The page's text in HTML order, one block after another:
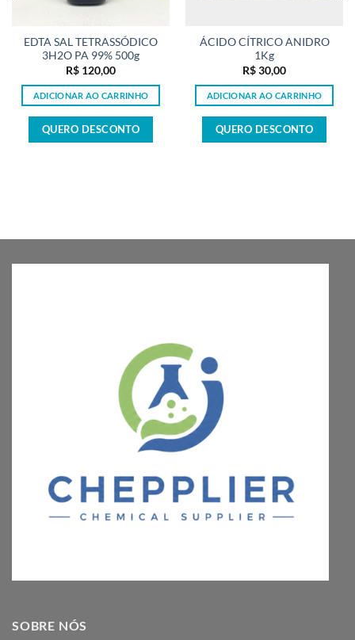
EDTA SAL TETRASSÓDICO
3H2O PA 99% 500g
R$ 120,00
ADICIONAR AO CARRINHO
QUERO DESCONTO
ÁCIDO CÍTRICO ANIDRO
1Kg
R$30,00
ADICIONAR AO CARRINHO
QUERO DESCONTO
SOBRE NÓS